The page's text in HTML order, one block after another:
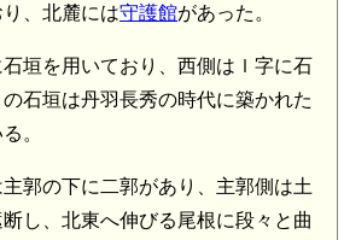
、北麓には守護館があった。
垣を用いており、西側はｌ字に石
石垣は丹羽長秀の時代に築かれた
。
郭の下に二郭があり、主郭側は土
し、北東へ伸びる尾根に段々と曲